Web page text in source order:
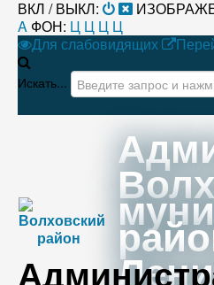
ВКЛ / ВЫКЛ:
A ФОН: Ц Ц Ц Ц
Для слабовидящих
Искать...